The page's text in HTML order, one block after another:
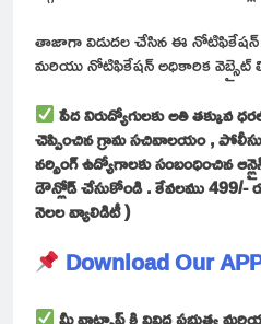
తాజాగా విడుదల చేసిన ఈ నోటిఫికేషన్
మరియు నోటిఫికేషన్ అధికారిక వెబ్సైట్
పేద నిరుద్యోగులకు అతి తక్కువ
చెప్పించిన గ్రామ సచివాలయం ,
నర్సింగ్ ఉద్యోగాలకు సంబంధించిన
డౌన్లోడ్ చేసుకోండి . కేవలము
నెలల వ్యాలిడిటీ )
Download Our